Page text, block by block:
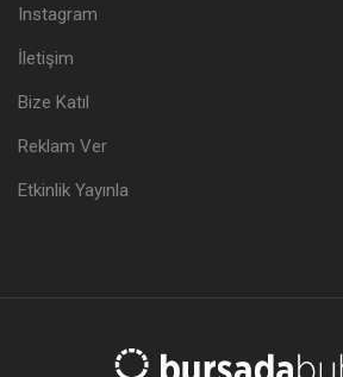
Instagram
İletişim
Bize Katıl
Reklam Ver
Etkinlik Yayınla